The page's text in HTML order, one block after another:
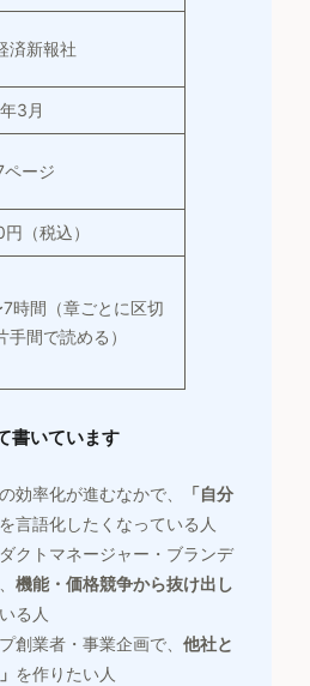
済新報社
3月
ージ
（税込）
時間（章ごとに区切
手間で読める）
書いています
効率化が進むなかで、
「自分
を言語化したくなっている人
クトマネージャー・ブランデ
機能・価格競争から抜け出し
る人
創業者・事業企画で、 他社と
を作りたい人